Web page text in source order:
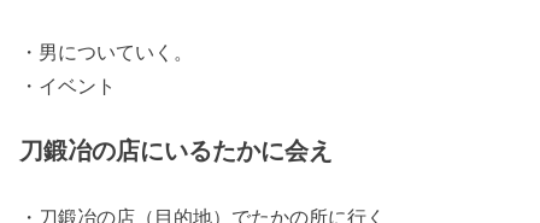
・男についていく。
・イベント
刀鍛冶の店にいるたかに会え
・刀鍛冶の店（目的地）でたかの所に行く